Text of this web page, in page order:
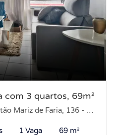
com 3 quartos, 69m²
136 - Nova Parnamirim, Parnamirim-RN
1 Vaga 69 m²